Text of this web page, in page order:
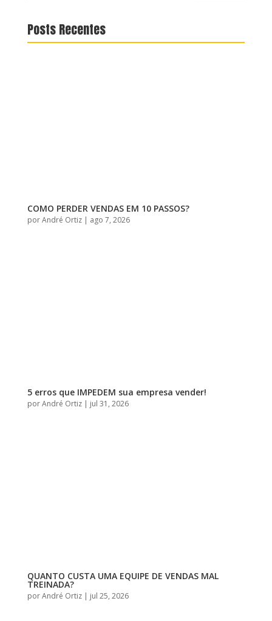
Posts Recentes
COMO PERDER VENDAS EM 10 PASSOS?
porAndré Ortiz| ago 7, 2026
5 erros que IMPEDEM sua empresa vender!
porAndré Ortiz| jul 31, 2026
QUANTO CUSTA UMA EQUIPE DE VENDAS MAL
TREINADA?
porAndré Ortiz| jul 25, 2026